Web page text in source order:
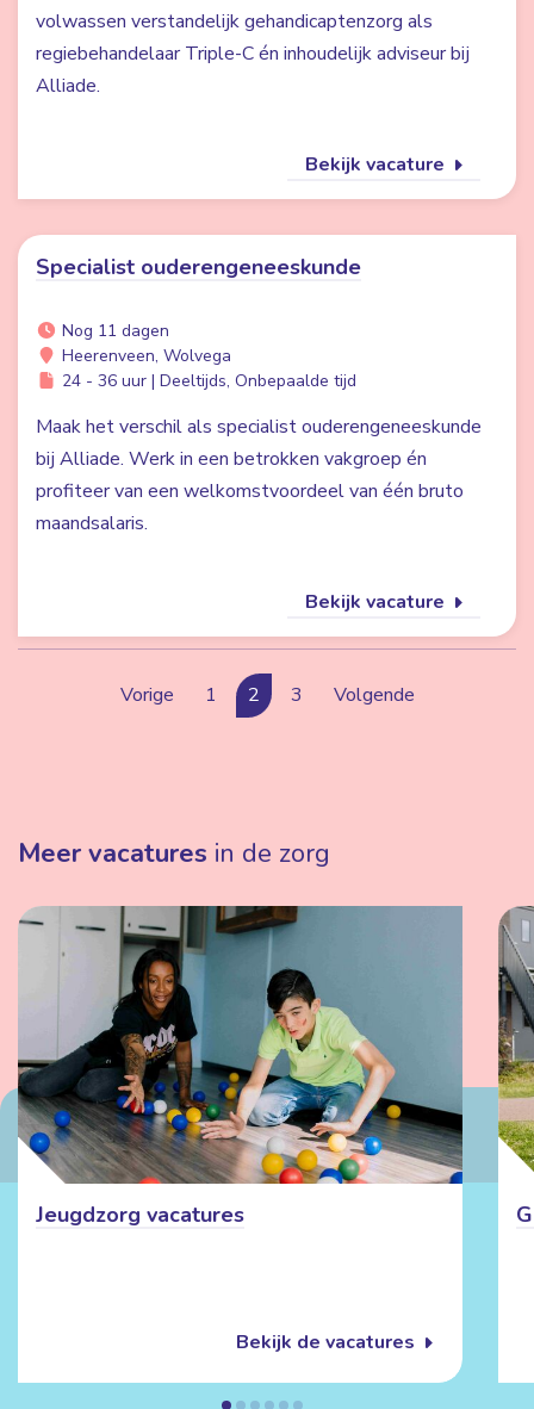
volwassen verstandelijk gehandicaptenzorg als
regiebehandelaar Triple-C én inhoudelijk adviseur bij
Alliade.
Bekijk vacature
Specialist ouderengeneeskunde
Nog 11 dagen
Heerenveen, Wolvega
24 - 36 uur | Deeltijds, Onbepaalde tijd
Maak het verschil als specialist ouderengeneeskunde
bij Alliade. Werk in een betrokken vakgroep én
profiteer van een welkomstvoordeel van één bruto
maandsalaris.
Bekijk vacature
Vorige 1 2 3 Volgende
Meer vacatures in de zorg
Jeugdzorg vacatures
Bekijk de vacatures